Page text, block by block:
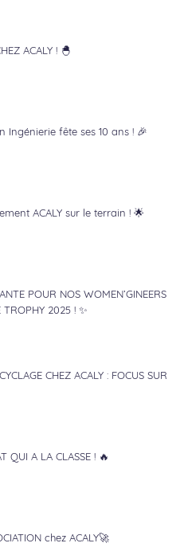
ACALY ! 🐣
Ingénierie fête ses 10 ans ! 🎉
ACALY sur le terrain ! 🌟
POUR NOS WOMEN’GINEERS
TROPHY 2025 ! ✨
CHEZ ACALY : FOCUS SUR
QUI A LA CLASSE ! 🔥
chez ACALY🚀